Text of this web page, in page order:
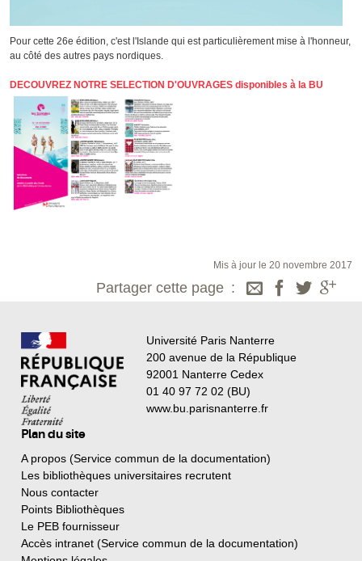
Pour cette 26e édition, c'est l'Islande qui est particulièrement mise à l'honneur,
au côté des autres pays nordiques.
DECOUVREZ NOTRE SELECTION D'OUVRAGES disponibles à la BU
Mis à jour le 20 novembre 2017
Partager cette page
Université Paris Nanterre
200 avenue de la République
92001 Nanterre Cedex
01 40 97 72 02 (BU)
www.bu.parisnanterre.fr
Plan du site
A propos (Service commun de la documentation)
Les bibliothèques universitaires recrutent
Nous contacter
Points Bibliothèques
Le PEB fournisseur
Accès intranet (Service commun de la documentation)